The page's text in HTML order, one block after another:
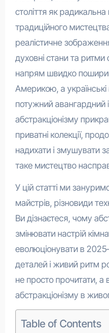
століття як радикальна
традиційного
реалістичне
духовні стани та
напрям швидко
Америкою, а
потужний авангардний
абстракціонізму
приватні колекції,
надихати і змушувати
таке мистецтво
У цій статті ми
майстрів, різновиди
Ви дізнаєтеся, чому
змінювати настрій
еволюціонувати в
деталей і живий ритм
не просто прочитати, а
абстракціонізму в
Table of Contents